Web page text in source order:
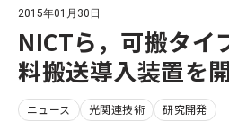
2015年01月30日
NICTら，可搬タイ
料搬送導入装置を
ニュース 光関連技術 研究開発